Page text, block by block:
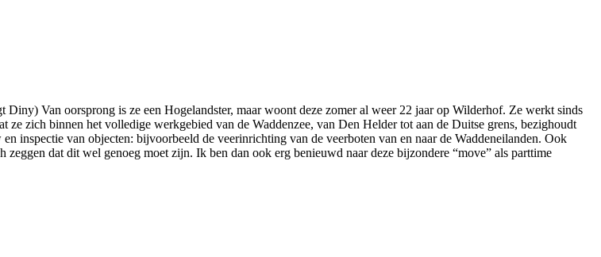
Van oorsprong is ze een Hogelandster, maar woont deze zomer al weer 22 jaar op Wilderhof. Ze werkt sinds
zich binnen het volledige werkgebied van de Waddenzee, van Den Helder tot aan de Duitse grens, bezighoudt
inspectie van objecten: bijvoorbeeld de veerinrichting van de veerboten van en naar de Waddeneilanden. Ook
dat dit wel genoeg moet zijn. Ik ben dan ook erg benieuwd naar deze bijzondere “move” als parttime